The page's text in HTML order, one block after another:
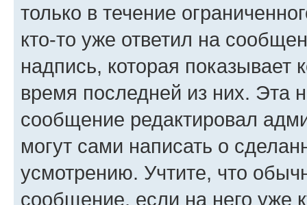
только в течение
кто-то уже ответил на
надпись, которая показывает
время последней из них. Эта
сообщение редактировал
могут сами написать о
усмотрению. Учтите, что
сообщение, если на него уже